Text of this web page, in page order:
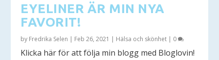
EYELINER ÄR MIN NYA
FAVORIT!
by Fredrika Selen | Feb 26, 2021 | Hälsa och skönhet | 0
Klicka här för att följa min blogg med Bloglovin!